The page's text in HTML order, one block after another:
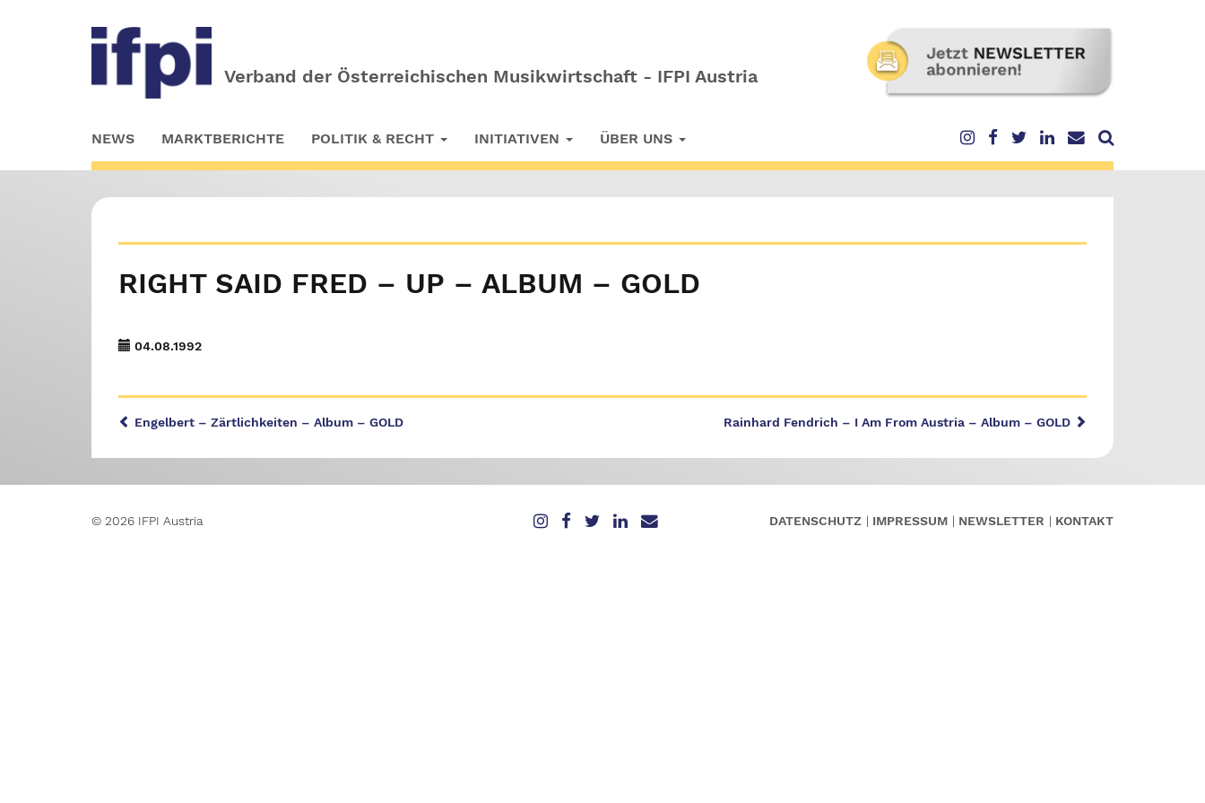
Verband der Österreichischen Musikwirtschaft - IFPI Austria
to
main
NEWS MARKTBERICHTE POLITIK & RECHT INITIATIVEN ÜBER UNS
RIGHT SAID FRED – UP – ALBUM – GOLD
04.08.1992
Rainhard Fendrich – I Am From Austria – Album – GOLD
Engelbert – Zärtlichkeiten – Album – GOLD
© 2026 IFPI Austria DATENSCHUTZ IMPRESSUM NEWSLETTER KONTAKT